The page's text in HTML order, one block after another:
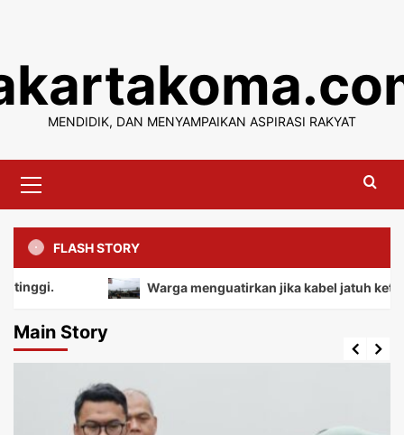
content
MENDIDIK, DAN MENYAMPAIKAN ASPIRASI RAKYAT
Menu
FLASH STORY
Warga menguatirkan jika kabel jatuh ketanah,
Main Story